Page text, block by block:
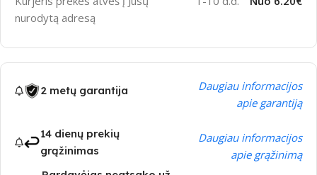
nurodytą adresą
2 metų garantija
Daugiau informacijos
apie garantiją
14 dienų prekių
grąžinimas
Daugiau informacijos
apie grąžinimą